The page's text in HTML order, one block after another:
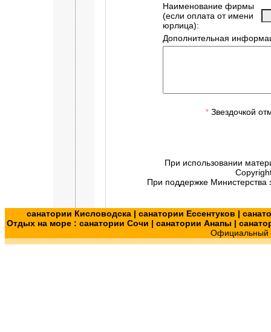
Наименование фирмы
(если оплата от имени
юрлица):
Дополнительная
* Звездочкой
При использовании
При поддержке Министерства
санатории Кисловодска| санатории Ессентуков |
Отдых на море : санатории Сочи | санатории Анапы |
Официальный